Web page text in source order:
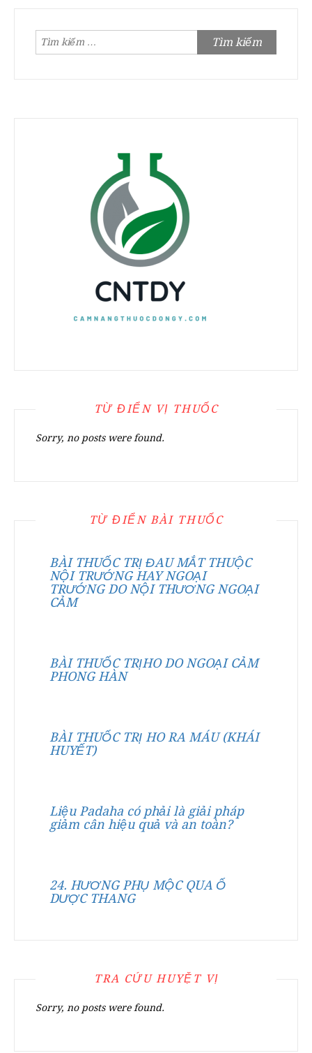
Tìm
TỪ ĐIỂN VỊ THUỐC
Sorry, no posts were found.
TỪ ĐIỂN BÀI THUỐC
BÀI THUỐC TRỊ ĐAU MẮT THUỘC
NỘI TRƯỚNG HAY NGOẠI
TRƯỚNG DO NỘI THƯƠNG NGOẠI
CẢM
BÀI THUỐC TRỊHO DO NGOẠI CẢM
PHONG HÀN
BÀI THUỐC TRỊ HO RA MÁU (KHÁI
HUYẾT)
Liệu Padaha có phải là giải pháp
giảm cân hiệu quả và an toàn?
24. HƯƠNG PHỤ MỘC QUA Ố
DƯỢC THANG
TRA CỨU HUYỆT VỊ
Sorry, no posts were found.